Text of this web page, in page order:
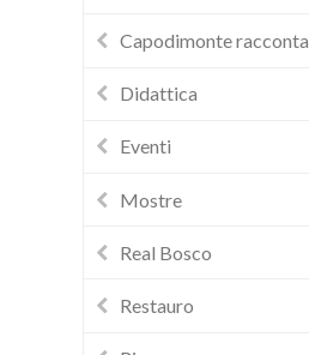
Capodimonte racconta
Didattica
Eventi
Mostre
Real Bosco
Restauro